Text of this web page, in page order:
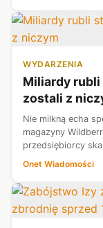
WYDARZENIA
Miliardy
zostali z
Nie milkną echa
magazyny
przedsiębiorcy
praktycznie bez
Onet Wiadomości